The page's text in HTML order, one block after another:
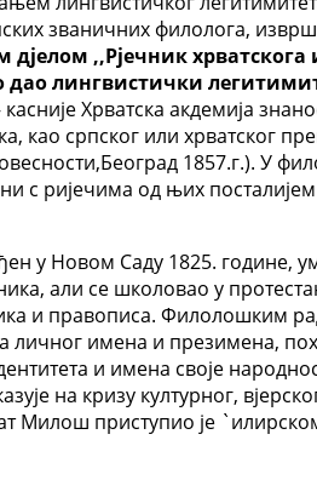
званичних филолога,
дјелом ,,Рјечник
лингвистички
Хрватска акдемија
као српског или хрватског
1857.г.). У
с ријечима од њих
Новом Саду 1825. године,
али се школовао у
и правописа. Филолошким
имена и презимена,
и имена своје
на кризу културног,
Милош приступио је